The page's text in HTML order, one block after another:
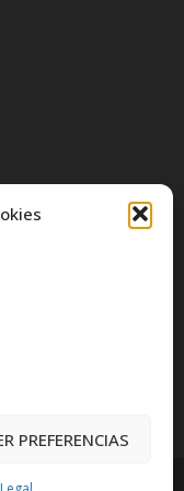
PREFERENCIAS